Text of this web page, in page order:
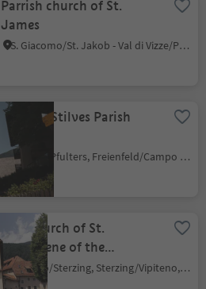
Parrish church of St.
James
S. Giacomo/St. Jakob - Val di Vizze/Pfitsch, Pfitsch/Val di Vizze, Sterzing/Vipiteno and environs
Stilfes / Stilves Parish
Church
Fuldres/Pfulters, Freienfeld/Campo di Trens, Sterzing/Vipiteno and environs
The Church of St.
Magdalene of the
Capuchin
Vipiteno/Sterzing, Sterzing/Vipiteno, Sterzing/Vipiteno and environs